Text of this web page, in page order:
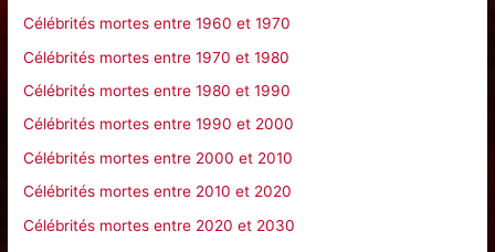
Célébrités mortes entre 1960 et 1970
Célébrités mortes entre 1970 et 1980
Célébrités mortes entre 1980 et 1990
Célébrités mortes entre 1990 et 2000
Célébrités mortes entre 2000 et 2010
Célébrités mortes entre 2010 et 2020
Célébrités mortes entre 2020 et 2030